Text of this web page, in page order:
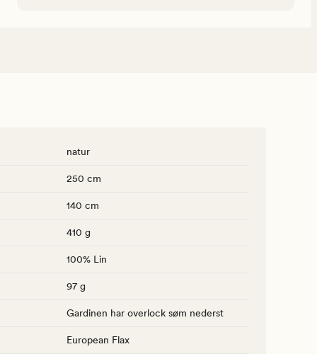
natur
250 cm
140 cm
410 g
100% Lin
97 g
Gardinen har overlock søm nederst
European Flax